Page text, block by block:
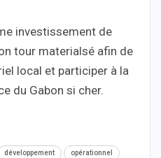
investissement de
tour materialsé afin de
local et participer à la
du Gabon si cher.
développement opérationnel